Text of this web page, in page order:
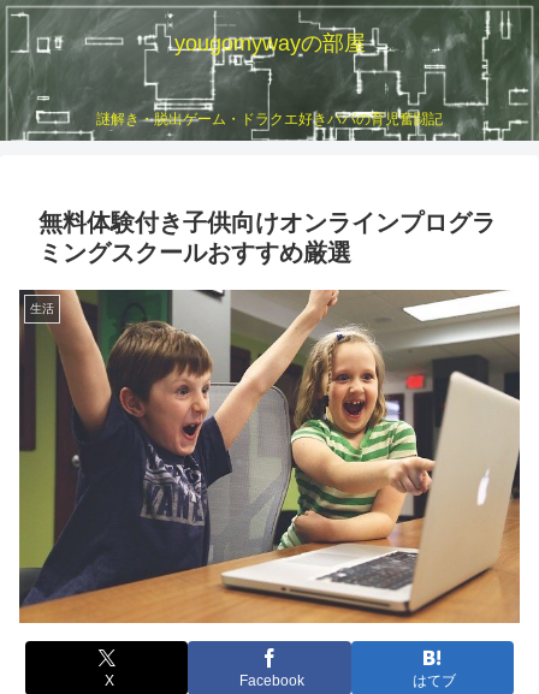
yougomywayの部屋
謎解き・脱出ゲーム・ドラクエ好きパパの育児奮闘記
無料体験付き子供向けオンラインプログラ
ミングスクールおすすめ厳選
生活
X Facebook はてブ